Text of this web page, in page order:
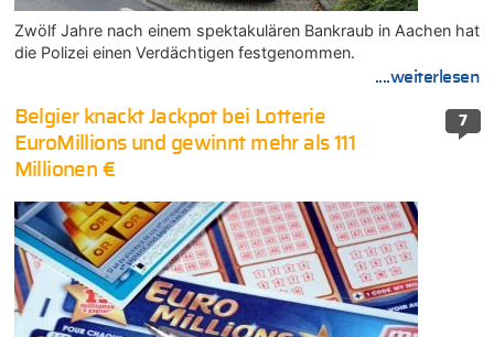
Zwölf Jahre nach einem spektakulären Bankraub in Aachen hat
die Polizei einen Verdächtigen festgenommen.
....weiterlesen
7
Belgier knackt Jackpot bei Lotterie
EuroMillions und gewinnt mehr als 111
Millionen €